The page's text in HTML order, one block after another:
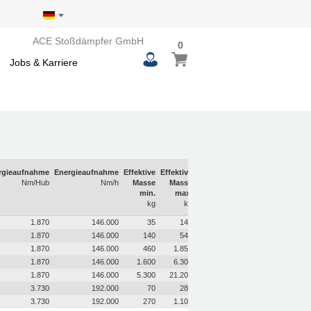
ACE Stoßdämpfer GmbH
Jobs & Karriere
Mein Warenkorb
00
items
Nm/Hub
Energieaufnahme
Nm/h
Effektive
Masse
min.
kg
Effektive
Masse
max.
kg
1.870 146.000 35
140
1.870 146.000 140
540
1.870 146.000 460
1.850
1.870 146.000 1.600
6.300
1.870 146.000 5.300
21.200
3.730 192.000 70
280
3.730 192.000 270
1.100